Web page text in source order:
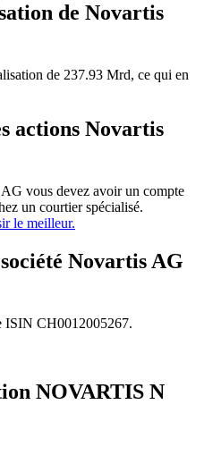
de Novartis
de 237.93 Mrd, ce qui en
actions Novartis
vous devez avoir un compte
un courtier spécialisé.
le meilleur.
Novartis AG
ISIN CH0012005267.
NOVARTIS N